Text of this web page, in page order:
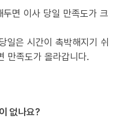
면 이사 당일 만족도가 크
일은 시간이 촉박해지기 쉬
만족도가 올라갑니다.
없나요?